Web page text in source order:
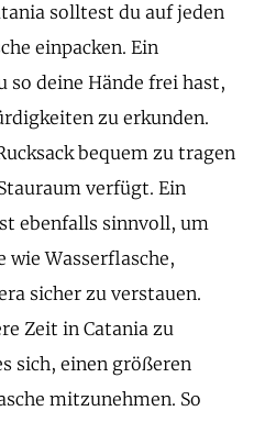
solltest du auf jeden
einpacken. Ein
so deine Hände frei hast,
zu erkunden.
bequem zu tragen
verfügt. Ein
ebenfalls sinnvoll, um
wie Wasserflasche,
sicher zu verstauen.
Zeit in Catania zu
sich, einen größeren
mitzunehmen. So